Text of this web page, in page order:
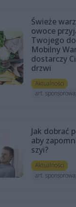
Świeże
owoce
Twojego
Mobilny
dostarczy
drzwi
Aktualności
art.
Jak dobrać
aby
szyi?
Aktualności
art.